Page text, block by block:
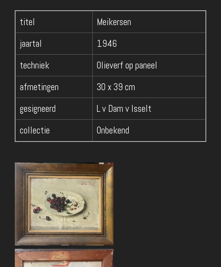
titel
Meikersen
jaartal
1946
techniek
Olieverf op paneel
afmetingen
30 x 39 cm
gesigneerd
L v Dam v Isselt
collectie
Onbekend